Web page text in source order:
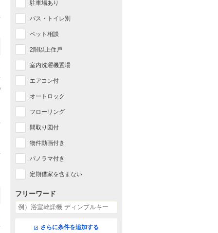
駐車場あり
バス・トイレ別
ペット相談
2階以上住戸
室内洗濯機置場
エアコン付
オートロック
フローリング
間取り図付
物件動画付き
パノラマ付き
定期借家を含まない
フリーワード
さらに条件を追加する